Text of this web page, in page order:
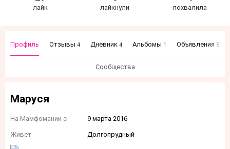
лайк лайкнули похвалила
Профиль Отзывы 4 Дневник 4 Альбомы 1 Объявления 51
Сообщества
Маруся
На Мамфомании с 9 марта 2016
Живет Долгопрудный